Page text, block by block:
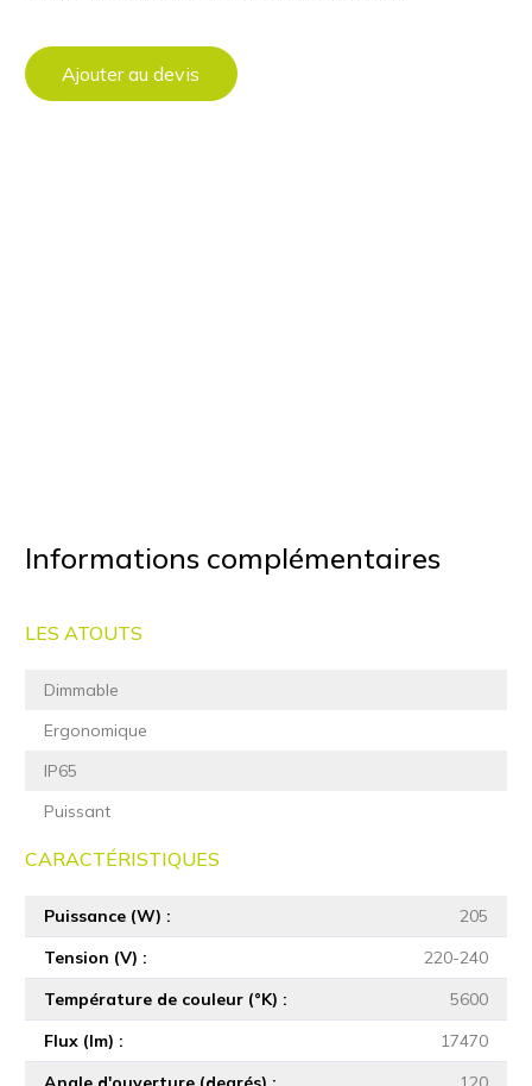
Ajouter au devis
Informations complémentaires
LES ATOUTS
Dimmable
Ergonomique
IP65
Puissant
CARACTÉRISTIQUES
Puissance (W)
205
Tension (V)
220-240
Température de couleur (°K)
5600
Flux (lm)
17470